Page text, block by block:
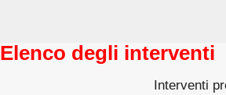
Elenco degli interventi
Interventi